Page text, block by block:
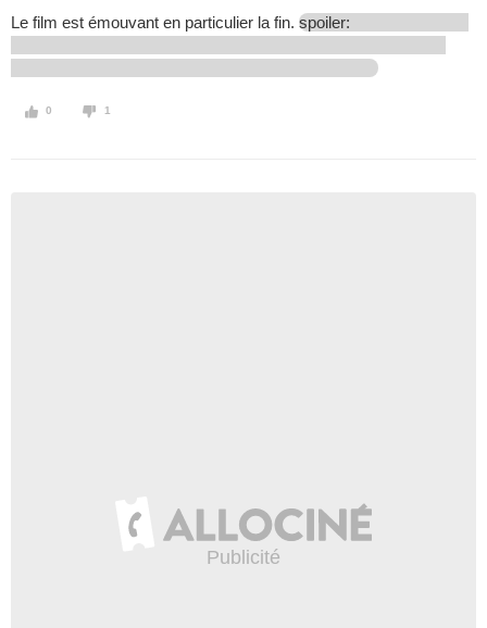
Le film est émouvant en particulier la fin. spoiler:
0 1